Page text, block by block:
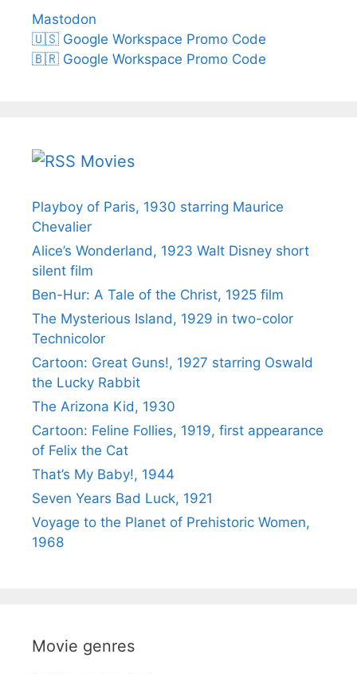
Mastodon
🇺🇸 Google Workspace Promo Code
🇧🇷 Google Workspace Promo Code
Movies
Playboy of Paris, 1930 starring Maurice
Chevalier
Alice’s Wonderland, 1923 Walt Disney short
silent film
Ben-Hur: A Tale of the Christ, 1925 film
The Mysterious Island, 1929 in two-color
Technicolor
Cartoon: Great Guns!, 1927 starring Oswald
the Lucky Rabbit
The Arizona Kid, 1930
Cartoon: Feline Follies, 1919, first appearance
of Felix the Cat
That’s My Baby!, 1944
Seven Years Bad Luck, 1921
Voyage to the Planet of Prehistoric Women,
1968
Movie genres